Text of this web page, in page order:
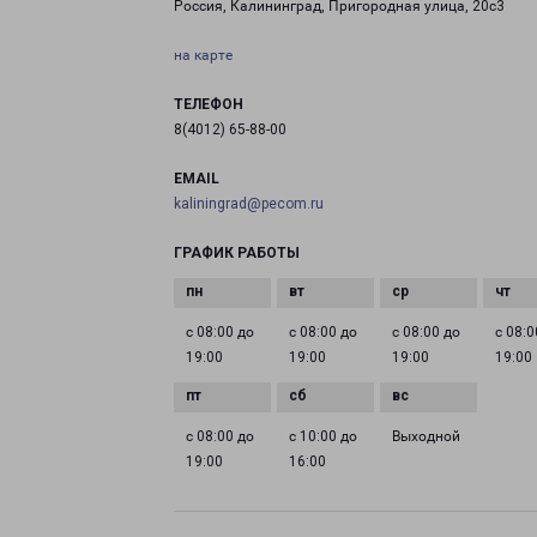
Россия, Калининград, Пригородная улица, 20с3
на карте
ТЕЛЕФОН
8(4012) 65-88-00
EMAIL
kaliningrad@pecom.ru
ГРАФИК РАБОТЫ
с 08:00 до
19:00
с 08:00 до
19:00
с 08:00 до
19:00
с
19:00
с 08:00 до
19:00
с 10:00 до
16:00
Выходной